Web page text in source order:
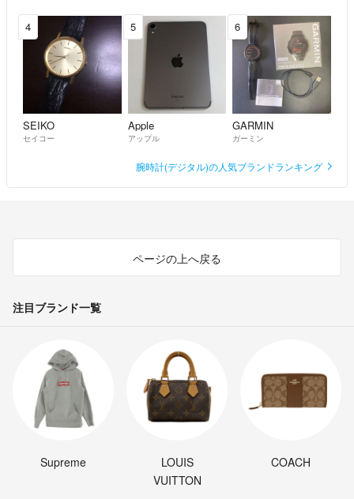
4
SEIKO
セイコー
5
Apple
アップル
6
GARMIN
ガーミン
腕時計(デジタル)の人気ブランドランキング
ページの上へ戻る
注目ブランド一覧
Supreme
LOUIS
VUITTON
COACH